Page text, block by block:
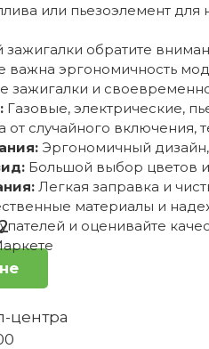
или пьезоэлемент
обратите
эргономичность
зажигалки и
Газовые, электрические,
от случайного включения,
Эргономичный
Большой выбор цветов
Легкая заправка и
материалы и
центра